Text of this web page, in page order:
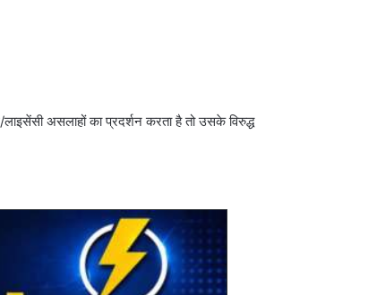
असलाहों का प्रदर्शन करता है तो उसके विरुद्ध